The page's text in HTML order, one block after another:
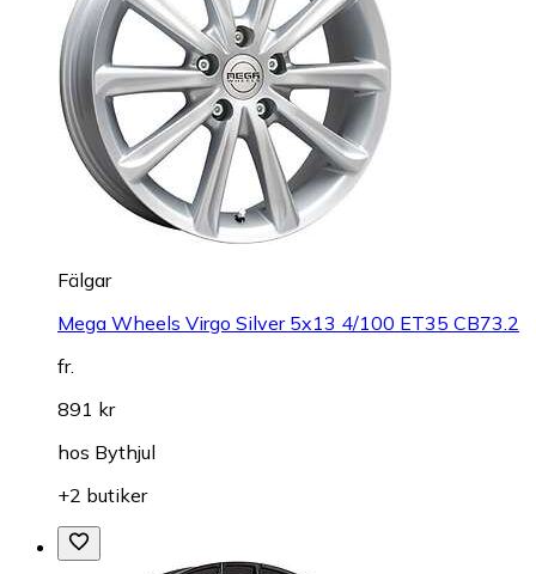
Fälgar
Mega Wheels Virgo Silver 5x13 4/100 ET35 CB73.2
fr.
891 kr
hos Bythjul
+2 butiker